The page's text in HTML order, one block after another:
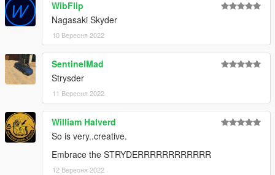
WibFlip
Nagasaki Skyder
10 Вересня 2022
SentinelMad
Strysder
11 Вересня 2022
William Halverd
So is very..creative.
Embrace the STRYDERRRRRRRRRRRR
12 Вересня 2022